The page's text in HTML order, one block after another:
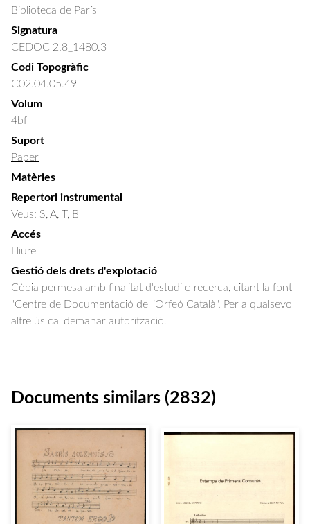
Biblioteca de París
Signatura
CEDOC 2.8_1480.3
Codi Topogràfic
C02.04.05.49
Volum
4bf
Suport
Paper
Matèries
Repertori instrumental
Veus: S, A, T, B
Accés
Lliure
Gestió dels drets d'explotació
Còpia permesa amb finalitat d'estudi o recerca, citant la font
"Centre de Documentació de l’Orfeó Català". Per a qualsevol
altre ús cal demanar autorització.
Documents similars (2832)